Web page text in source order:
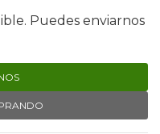
Puedes enviarnos